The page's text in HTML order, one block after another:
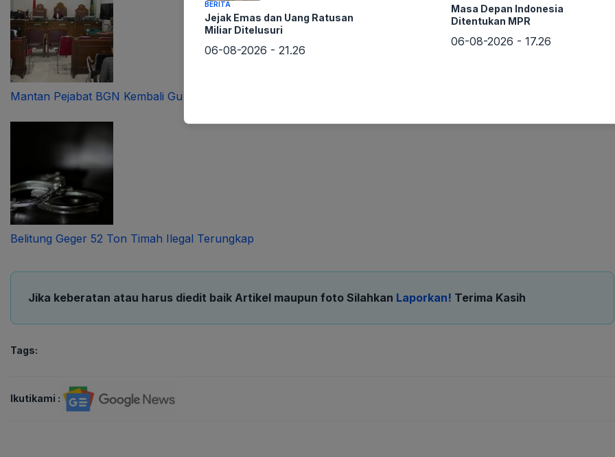
Mantan Pejabat BGN Kembali Guncang Pengadilan
Belitung Geger 52 Ton Timah Ilegal Terungkap
Jika keberatan atau harus diedit baik Artikel maupun foto Silahkan Laporkan! Terima Kasih
Tags:
Ikutikami :
BERITA
Jejak Emas dan Uang Ratusan
Miliar Ditelusuri
06-08-2026 - 21.26
Masa Depan Indonesia
Ditentukan MPR
06-08-2026 - 17.26